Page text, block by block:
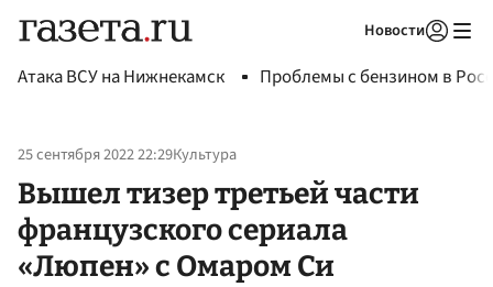
Новости
Атака ВСУ на Нижнекамск Проблемы с бензином в
25 сентября 2022 22:29Культура
Вышел тизер третьей части
французского сериала
«Люпен» с Омаром Си